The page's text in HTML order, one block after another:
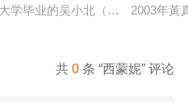
短视频，并与周小乙等人组建
学毕业的吴小北（庄达菲 饰）
2003年黃
共0 条 “西蒙妮” 评论